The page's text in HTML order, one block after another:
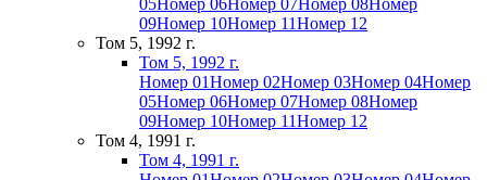
05Номер 06Номер 07Номер 08Номер
09Номер 10Номер 11Номер 12
Том 5, 1992 г.
Том 5, 1992 г.
Номер 01Номер 02Номер 03Номер 04Номер
05Номер 06Номер 07Номер 08Номер
09Номер 10Номер 11Номер 12
Том 4, 1991 г.
Том 4, 1991 г.